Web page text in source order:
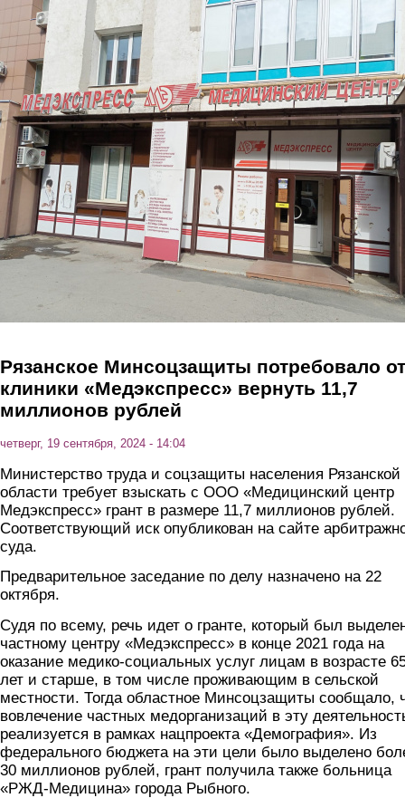
Перейти к основному содержанию
Рязанское Минсоцзащиты потребовало от
клиники «Медэкспресс» вернуть 11,7
миллионов рублей
четверг, 19 сентября, 2024 - 14:04
Министерство труда и соцзащиты населения Рязанской
области требует взыскать с ООО «Медицинский центр
Медэкспресс» грант в размере 11,7 миллионов рублей.
Соответствующий иск опубликован на сайте
суда.
Предварительное заседание по делу назначено на 22
октября.
Судя по всему, речь идет о гранте, который был
частному центру «Медэкспресс» в конце 2021 года на
оказание медико-социальных услуг лицам в возрасте
лет и старше, в том числе проживающим в сельской
местности. Тогда областное Минсоцзащиты сообщало,
вовлечение частных медорганизаций в эту
реализуется в рамках нацпроекта «Демография». Из
федерального бюджета на эти цели было выделено
30 миллионов рублей, грант получила также больница
«РЖД-Медицина» города Рыбного.